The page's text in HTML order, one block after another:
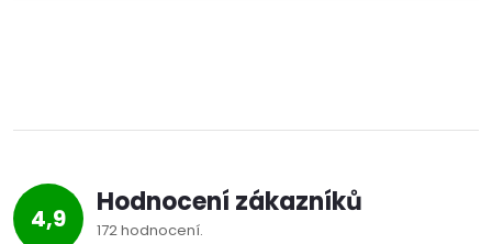
4,9 Hodnocení zákazníků
172 hodnocení